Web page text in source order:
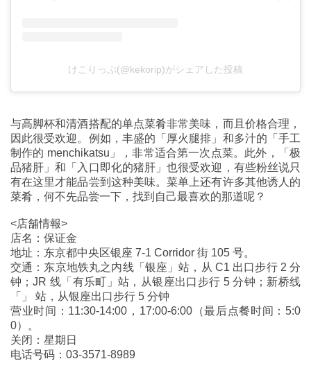
けこりっぷ(@kekorip)がシェアした投稿
与高脚杯和清酒搭配的单点菜肴非常美味，而且价格合理，
因此很受欢迎。例如，丰盛的「厚火腿排」和多汁的「手工
制作的 menchikatsu」，非常适合第一次点菜。此外，「极
品猪肝」和「入口即化的猪肝」也很受欢迎，有些粉丝说只
有在这里才能品尝到这种美味。菜单上还有许多其他诱人的
菜肴，何不先品尝一下，找到自己最喜欢的那道呢？
<店舗情報>
店名：保证金
地址：东京都中央区银座 7-1 Corridor 街 105 号。
交通：东京地铁丸之内线「银座」站，从 C1 出口步行 2 分
钟；JR 线「有乐町」站，从银座出口步行 5 分钟；新桥线
「」 站，从银座出口步行 5 分钟
营业时间：11:30-14:00，17:00-6:00（最后点餐时间：5:0
0）。
关闭：星期日
电话号码：03-3571-8989